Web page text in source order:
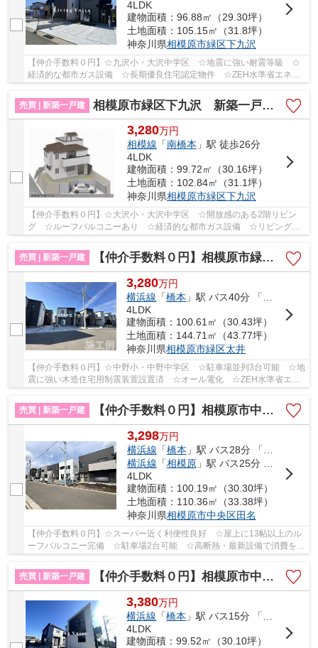
4LDK
建物面積：96.88㎡（29.30坪）
土地面積：105.15㎡（31.8坪）
神奈川県相模原市緑区下九沢
【仲介手数料０円】☆九沢小・大沢中学区 ☆地震に強い耐震等級 ☆
経済的な都市ガス設備 ☆長期優良住宅認定物件 ☆ZEH水準省エネ住
宅 ☆近隣商業施設が充実していて住環境良好♪ 【相模...
売買 | 新築一戸建
相模原市緑区下九沢 新築一戸建て
3,280万円
相模線 「南橋本 」駅 徒歩26分
4LDK
建物面積：99.72㎡（30.16坪）
土地面積：102.84㎡（31.1坪）
神奈川県相模原市緑区下九沢
【仲介手数料０円】☆大沢小・大沢中学区 ☆開放感のある2階リビン
グ ☆ルーフバルコニーあり ☆経済的な都市ガス設備 ☆リビングイ
売買 | 新築一戸建
【仲介手数料０円】相模原市緑区太井ⅩⅧ 新築一戸建て 1号棟 全3区画
3,280万円
横浜線 「橋本 」駅 バス40分 「小網（神奈川県）」 停歩2分
4LDK
建物面積：100.61㎡（30.43坪）
土地面積：144.71㎡（43.77坪）
神奈川県相模原市緑区太井
【仲介手数料０円】☆中野小・中野中学区 ☆駐車場並列3台可能 ☆地
震に強い木造住宅用制震装置設置済 ☆オール電化 ☆ZEH水準省エネ
売買 | 新築一戸建
【仲介手数料０円】相模原市中央区田名 新築一戸建て 全19区画
3,298万円
横浜線 「橋本 」駅 バス28分 「田名バスターミナル」 停歩9分
横浜線 「相模原」駅 バス25分 「四ツ谷（相模原市中央区）」 停歩4分
4LDK
建物面積：100.19㎡（30.30坪）
土地面積：110.36㎡（33.38坪）
神奈川県相模原市中央区田名
【仲介手数料０円】☆スーパー近く利便性良好 ☆屋上に13帖以上のル
ーフバルコニー完備 ☆駐車場2台可能 ☆高断熱・最新設備で消費を抑
売買 | 新築一戸建
【仲介手数料０円】相模原市中央区田名 新築一戸建て 1号棟 全2棟
3,380万円
横浜線 「橋本 」駅 バス15分 「清水（相模原市中央区）」 停歩3分
4LDK
建物面積：99.52㎡（30.10坪）